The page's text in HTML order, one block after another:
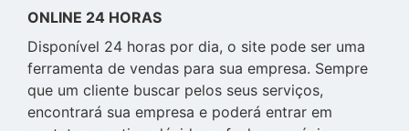
ONLINE 24 HORAS
Disponível 24 horas por dia, o site pode ser uma
ferramenta de vendas para sua empresa. Sempre
que um cliente buscar pelos seus serviços,
encontrará sua empresa e poderá entrar em